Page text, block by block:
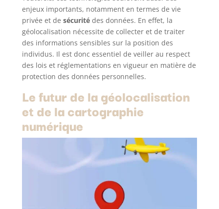
enjeux importants, notamment en termes de vie
privée et de sécuritédes données. En effet, la
géolocalisation nécessite de collecter et de traiter
des informations sensibles sur la position des
individus. Il est donc essentiel de veiller au respect
des lois et réglementations en vigueur en matière de
protection des données personnelles.
Le futur de la géolocalisation
et de la cartographie
numérique